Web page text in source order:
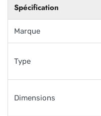
Spécification
Marque
Type
Dimensions